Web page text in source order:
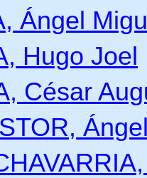
Ángel
Hugo Joel
César